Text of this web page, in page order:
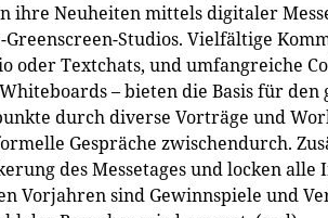
ihre Neuheiten mittels digitaler
Greenscreen-Studios. Vielfältige
oder Textchats, und umfangreiche
– bieten die Basis für den
durch diverse Vorträge und
Gespräche zwischendurch.
des Messetages und locken
Vorjahren sind Gewinnspiele und